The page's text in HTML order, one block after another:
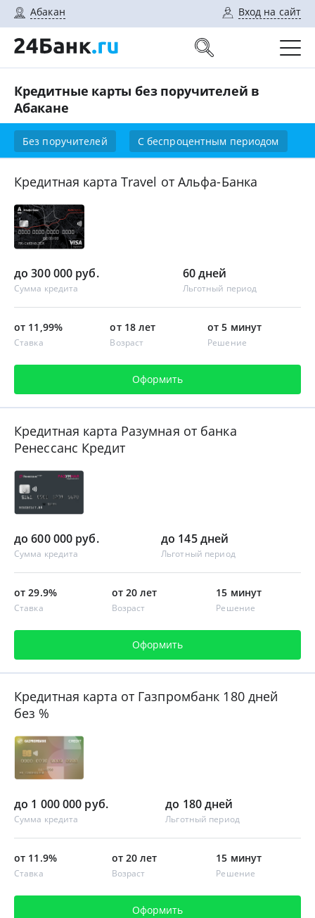
Абакан Вход на сайт
Кредитные карты без поручителей в
Абакане
Без поручителей С беспроцентным периодом
Кредитная карта Travel от Альфа-Банка
до 300 000 руб.
Сумма кредита
60 дней
Льготный период
от 11,99%
Ставка
от 18 лет
Возраст
от 5 минут
Решение
Оформить
Кредитная карта Разумная от банка
Ренессанс Кредит
до 600 000 руб.
Сумма кредита
до 145 дней
Льготный период
от 29.9%
Ставка
от 20 лет
Возраст
15 минут
Решение
Оформить
Кредитная карта от Газпромбанк 180 дней
без %
до 1 000 000 руб.
Сумма кредита
до 180 дней
Льготный период
от 11.9%
Ставка
от 20 лет
Возраст
15 минут
Решение
Оформить